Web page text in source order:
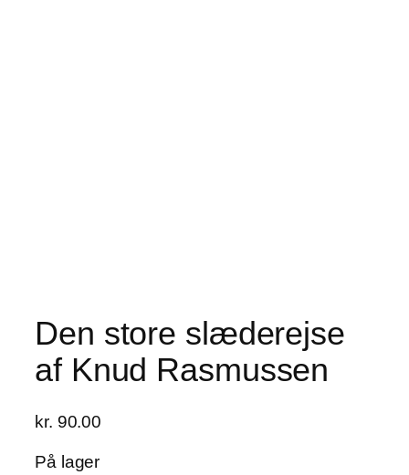
Den store slæderejse
af Knud Rasmussen
kr. 90.00
På lager